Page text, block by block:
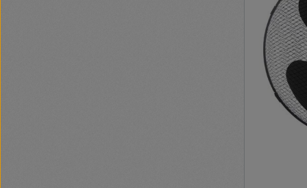
ventilátor
műveletek
beépített
(pl.
mennyezetbe
változatok:
funkcióval